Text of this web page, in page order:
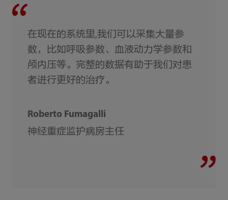
在现在的系统里,我们可以采集大量参
数，比如呼吸参数、血液动力学参数和
颅内压等。完整的数据有助于我们对患
者进行更好的治疗。
Roberto Fumagalli
神经重症监护病房主任